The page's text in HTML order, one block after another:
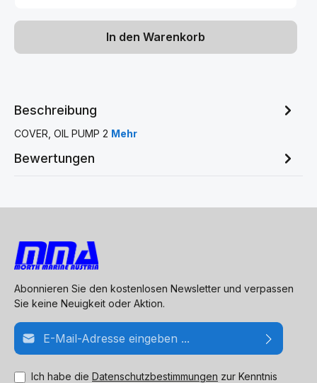
In den Warenkorb
Beschreibung
COVER, OIL PUMP 2 Mehr
Bewertungen
Abonnieren Sie den kostenlosen Newsletter und verpassen
Sie keine Neuigkeit oder Aktion.
E-Mail-Adresse*
Ich habe die Datenschutzbestimmungen zur Kenntnis